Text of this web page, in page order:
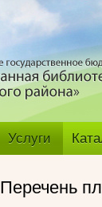
Услуги
Перечень